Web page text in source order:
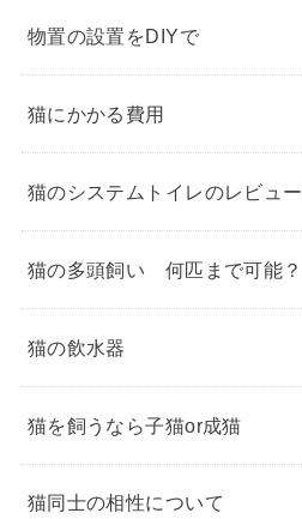
物置の設置をDIYで
猫にかかる費用
猫のシステムトイレのレビュー
猫の多頭飼い 何匹まで可能？
猫の飲水器
猫を飼うなら子猫or成猫
猫同士の相性について